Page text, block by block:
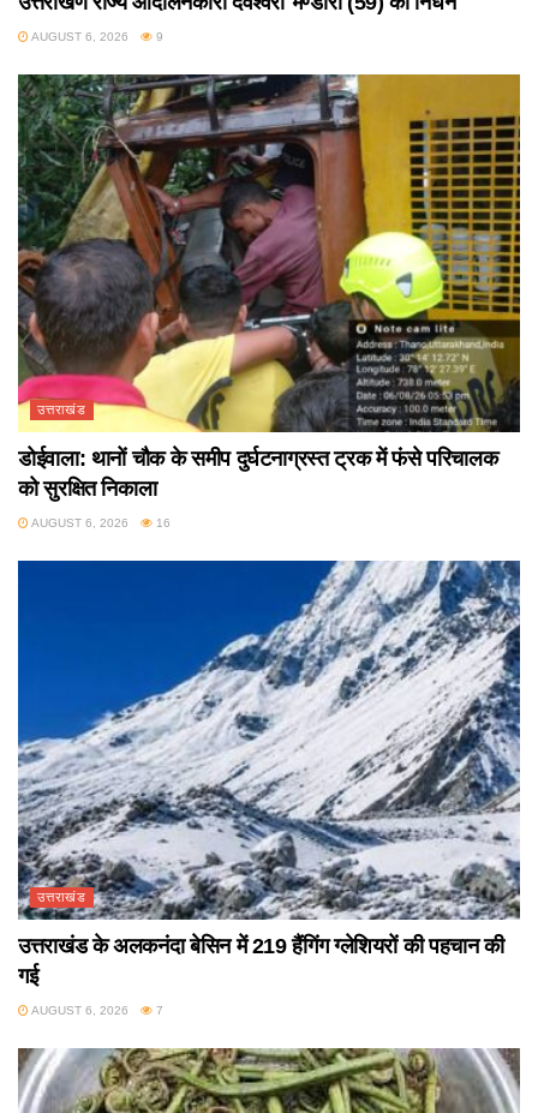
AUGUST 6, 2026 9
उत्तराखंड
डोईवाला: थानों चौक के समीप दुर्घटनाग्रस्त ट्रक में फंसे परिचालक
को सुरक्षित निकाला
AUGUST 6, 2026 16
उत्तराखंड
उत्तराखंड के अलकनंदा बेसिन में 219 हैंगिंग ग्लेशियरों की पहचान की
गई
AUGUST 6, 2026 7